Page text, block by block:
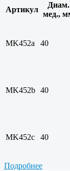
Артикул
Диам.
мед.,
MK452a 40
MK452b 40
MK452c 40
Подробнее